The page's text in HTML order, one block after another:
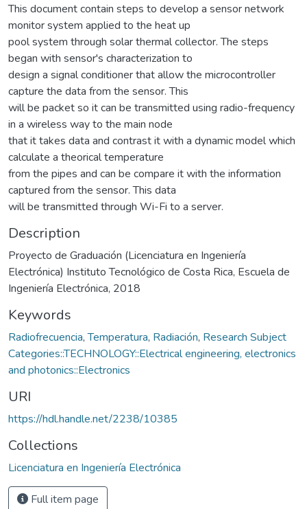
This document contain steps to develop a sensor network
monitor system applied to the heat up
pool system through solar thermal collector. The steps
began with sensor's characterization to
design a signal conditioner that allow the microcontroller
capture the data from the sensor. This
will be packet so it can be transmitted using radio-frequency
in a wireless way to the main node
that it takes data and contrast it with a dynamic model which
calculate a theorical temperature
from the pipes and can be compare it with the information
captured from the sensor. This data
will be transmitted through Wi-Fi to a server.
Description
Proyecto de Graduación (Licenciatura en Ingeniería
Electrónica) Instituto Tecnológico de Costa Rica, Escuela de
Ingeniería Electrónica, 2018
Keywords
Radiofrecuencia,Temperatura, Radiación, Research Subject
Categories::TECHNOLOGY::Electrical engineering, electronics
and photonics::Electronics
URI
https://hdl.handle.net/2238/10385
Collections
Licenciatura en Ingeniería Electrónica
Full item page